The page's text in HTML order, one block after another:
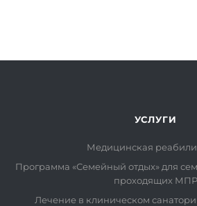
УСЛУГИ
Медицинская
Программа «Семейный отдых» для
проходящих МПР
Лечение в клиническом